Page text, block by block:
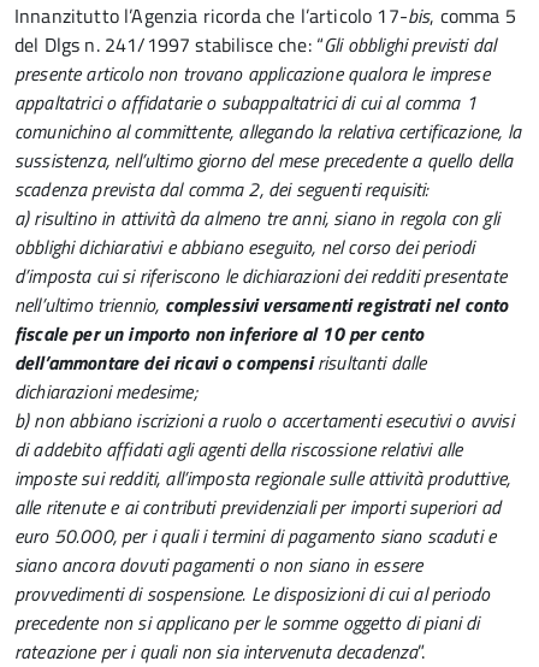
Innanzitutto l’Agenzia ricorda che l’articolo 17-bis, comma 5
del Dlgs n. 241/1997 stabilisce che: “Gli obblighi previsti dal
presente articolo non trovano applicazione qualora le imprese
appaltatrici o affidatarie o subappaltatrici di cui al comma 1
comunichino al committente, allegando la relativa certificazione, la
sussistenza, nell’ultimo giorno del mese precedente a quello della
scadenza prevista dal comma 2, dei seguenti requisiti:
a) risultino in attività da almeno tre anni, siano in regola con gli
obblighi dichiarativi e abbiano eseguito, nel corso dei periodi
d’imposta cui si riferiscono le dichiarazioni dei redditi presentate
nell’ultimo triennio, complessivi versamenti registrati nel conto
fiscale per un importo non inferiore al 10 per cento
dell’ammontare dei ricavi o compensirisultanti dalle
dichiarazioni medesime;
b) non abbiano iscrizioni a ruolo o accertamenti esecutivi o avvisi
di addebito affidati agli agenti della riscossione relativi alle
imposte sui redditi, all’imposta regionale sulle attività produttive,
alle ritenute e ai contributi previdenziali per importi superiori ad
euro 50.000, per i quali i termini di pagamento siano scaduti e
siano ancora dovuti pagamenti o non siano in essere
provvedimenti di sospensione. Le disposizioni di cui al periodo
precedente non si applicano per le somme oggetto di piani di
rateazione per i quali non sia intervenuta decadenza”.